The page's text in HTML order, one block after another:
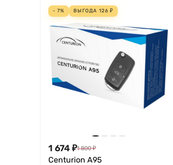
- 7% ВЫГОДА 126 ₽
1 674₽1 800 ₽
Centurion A95